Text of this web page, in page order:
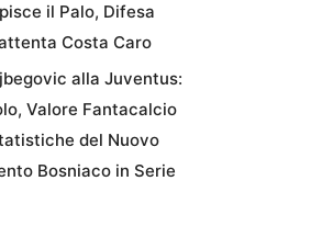
il Palo, Difesa
Costa Caro
alla Juventus:
Valore Fantacalcio
del Nuovo
Bosniaco in Serie